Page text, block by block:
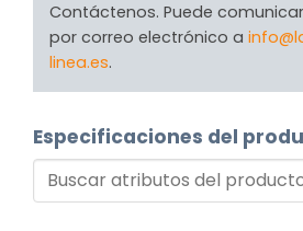
Contáctenos. Puede
por correo electrónico a
linea.es.
Especificaciones del